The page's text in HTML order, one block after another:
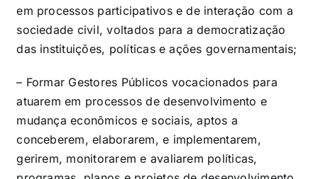
em processos participativos e de interação com a
sociedade civil, voltados para a democratização
das instituições, políticas e ações governamentais;
– Formar Gestores Públicos vocacionados para
atuarem em processos de desenvolvimento e
mudança econômicos e sociais, aptos a
conceberem, elaborarem, e implementarem,
gerirem, monitorarem e avaliarem políticas,